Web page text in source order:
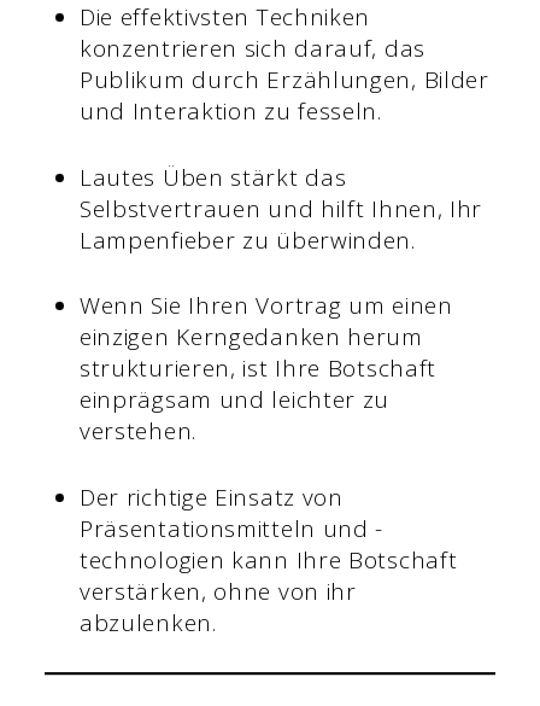
Die effektivsten Techniken
konzentrieren sich darauf, das
Publikum durch Erzählungen, Bilder
und Interaktion zu fesseln.
Lautes Üben stärkt das
Selbstvertrauen und hilft Ihnen, Ihr
Lampenfieber zu überwinden.
Wenn Sie Ihren Vortrag um einen
einzigen Kerngedanken herum
strukturieren, ist Ihre Botschaft
einprägsam und leichter zu
verstehen.
Der richtige Einsatz von
Präsentationsmitteln und -
technologien kann Ihre Botschaft
verstärken, ohne von ihr
abzulenken.